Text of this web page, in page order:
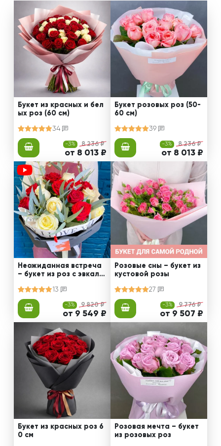
Букет из красных и бел
ых роз (60 см)
34
-3% 8 236 ₽
от 8 013 ₽
Букет розовых роз (50-
60 см)
39
-3% 8 236 ₽
от 8 013 ₽
Неожиданная встреча
– букет из роз с эвкали
13
-3% 9 820 ₽
от 9 549 ₽
Розовые сны – букет из
кустовой розы
27
-3% 9 776 ₽
от 9 507 ₽
Букет из красных роз 6
0 см
Розовая мечта – букет
из розовых роз